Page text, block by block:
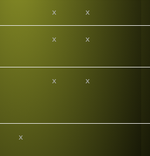
x x
x x
x x
x